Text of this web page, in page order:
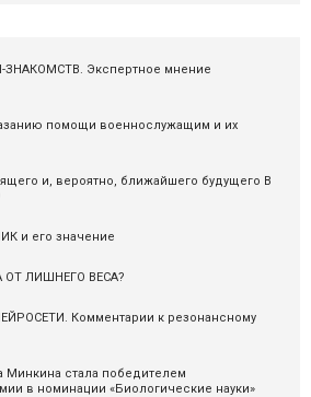
Экспертное мнение
помощи военнослужащим и их
и, вероятно, ближайшего будущего В
и его значение
ЛИШНЕГО ВЕСА?
Комментарии к резонансному
стала победителем
в номинации «Биологические науки»